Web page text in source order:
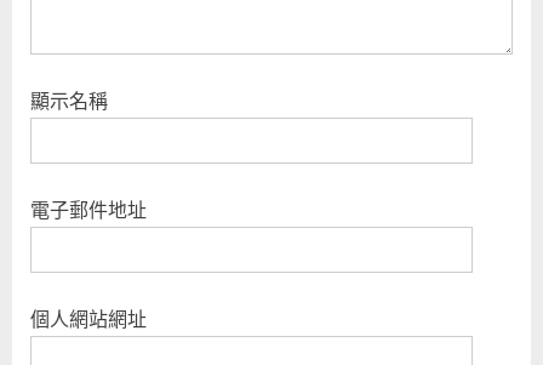
顯示名稱
電子郵件地址
個人網站網址